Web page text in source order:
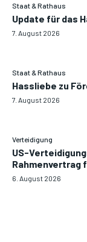
Staat & Rathaus
Update für das
7. August 2026
Staat & Rathaus
Hassliebe zu
7. August 2026
Verteidigung
US-
Rahmenvertrag
6. August 2026